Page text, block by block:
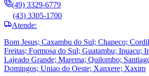
(49) 3329-6779
(43) 3305-1700
Atende:
Bom Jesus; Caxambu do Sul; Chapeco;
Freitas; Formosa do Sul; Guatambu; Ipuacu;
Lajeado Grande; Marema; Quilombo;
Domingos; Uniao do Oeste; Xanxere; Xaxim